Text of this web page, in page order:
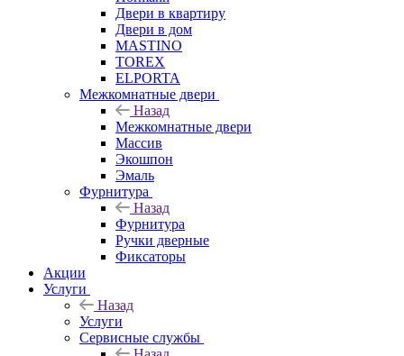
Двери в квартиру
Двери в дом
MASTINO
TOREX
ELPORTA
Межкомнатные двери
Назад
Межкомнатные двери
Массив
Экошпон
Эмаль
Фурнитура
Назад
Фурнитура
Ручки дверные
Фиксаторы
Акции
Услуги
Назад
Услуги
Сервисные службы